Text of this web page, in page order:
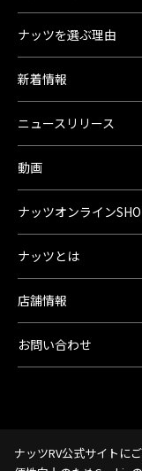
ナッツを選ぶ理由
新着情報
ニュースリリース
動画
ナッツオンライン
ナッツとは
店舗情報
お問い合わせ
ナッツRV公式サイトに